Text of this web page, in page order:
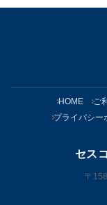
HOME ご
プライバシー
セス
〒